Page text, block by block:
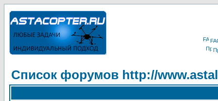
Список форумов http://